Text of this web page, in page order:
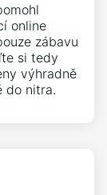
online
zábavu
si tedy
výhradně
do nitra.